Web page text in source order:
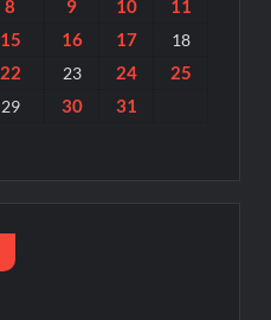
8 9 10
11
15 16 17 18
22 23 24 25
29 30 31